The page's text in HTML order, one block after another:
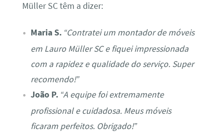
Müller SC têm a dizer:
Maria S. “Contratei um montador de móveis
em Lauro Müller SC e fiquei impressionada
com a rapidez e qualidade do serviço. Super
recomendo!”
João P. “A equipe foi extremamente
profissional e cuidadosa. Meus móveis
ficaram perfeitos. Obrigado!”